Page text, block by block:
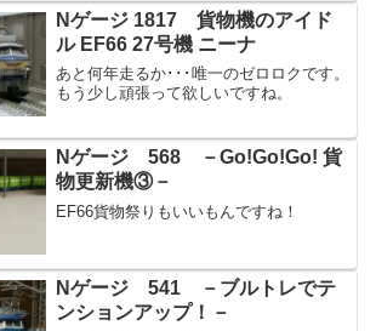
Nゲージ 1817 貨物機のアイド
ル EF66 27号機 ニーナ
あと何年走るか･･･唯一のゼロロクです。
もう少し頑張って欲しいですね。
Nゲージ 568 －Go!Go!Go! 貨
物更新機③－
EF66貨物祭りもいいもんですね！
Nゲージ 541 －ブルトレでテ
ンションアップ！－